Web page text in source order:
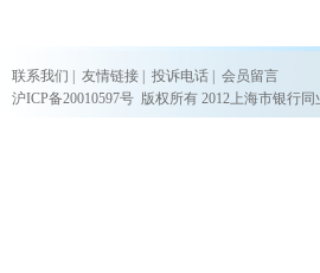
联系我们 友情链接 投诉电话
会员留言
沪ICP备20010597号 版权所有 2012上海市银行同